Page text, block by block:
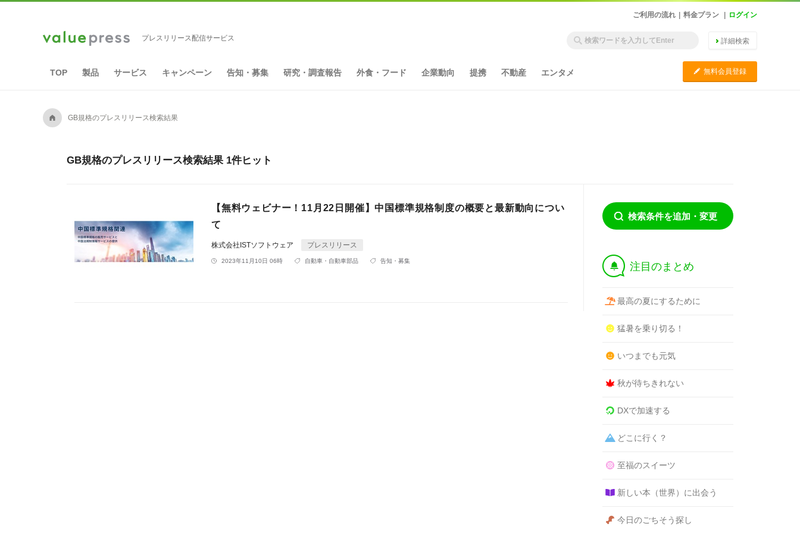
ご利用の流れ 料金プラン ログイン
プレスリリース配信サービス 詳細検索
TOP 製品 サービス キャンペーン 告知・募集 研究・調査報告 外食・フード 企業動向 提携 不動産 エンタメ C 無料会員登録
A GB規格のプレスリリース検索結果
GB規格のプレスリリース検索結果 1件ヒット
【無料ウェビナー！11月22日開催】中国標準規格制度の概要と最新動向につい
て
株式会社ISTソフトウェア プレスリリース
2023年11月10日 06時 自動車・自動車部品 告知・募集
検索条件を追加・変更
† 注目のまとめ
最高の夏にするために
猛暑を乗り切る！
いつまでも元気
秋が待ちきれない
DXで加速する
どこに行く？
至福のスイーツ
新しい本（世界）に出会う
今日のごちそう探し